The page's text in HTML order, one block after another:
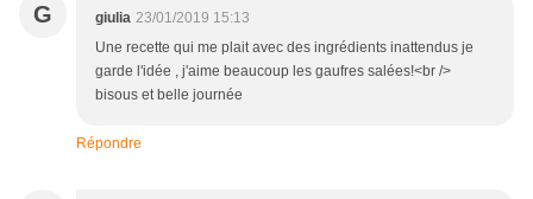
G giulia 23/01/2019 15:13
Une recette qui me plait avec des ingrédients inattendus je
garde l'idée , j'aime beaucoup les gaufres salées!<br />
bisous et belle journée
Répondre